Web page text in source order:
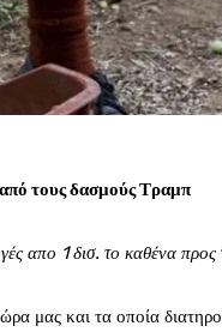
τους δασμούς Τραμπ
απο 1 δισ. το καθένα
μας και τα οποία